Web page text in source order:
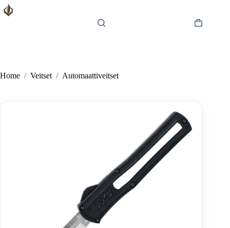
Skip
to
Shopping
Home / Veitset / Automaattiveitset